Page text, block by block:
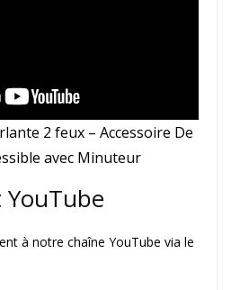
2 feux – Accessoire De
avec Minuteur
à notre chaîne YouTube via le